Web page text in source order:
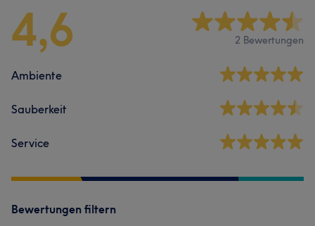
4,6 2 Bewertungen
Ambiente
Sauberkeit
Service
Bewertungen filtern